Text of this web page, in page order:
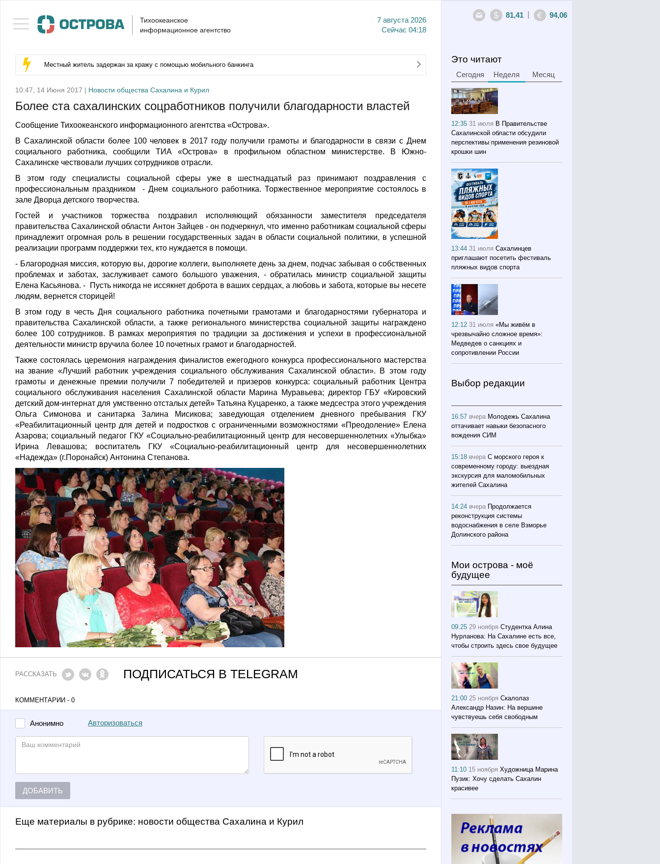
Тихоокеанское
информационное агентство
7 августа 2026
Сейчас 04:18
81,41 94,06
Местный житель задержан за кражу с помощью мобильного банкинга
10:47, 14 Июня 2017 | Новости общества Сахалина и Курил
Более ста сахалинских соцработников получили благодарности властей
Сообщение Тихоокеанского информационного агентства «Острова».
В Сахалинской области более 100 человек в 2017 году получили грамоты и благодарности в связи с Днем
социального работника, сообщили ТИА «Острова» в профильном областном министерстве. В Южно-
Сахалинске чествовали лучших сотрудников отрасли.
В этом году специалисты социальной сферы уже в шестнадцатый раз принимают поздравления с
профессиональным праздником - Днем социального работника. Торжественное мероприятие состоялось в
зале Дворца детского творчества.
Гостей и участников торжества поздравил исполняющий обязанности заместителя председателя
правительства Сахалинской области Антон Зайцев - он подчеркнул, что именно работникам социальной сферы
принадлежит огромная роль в решении государственных задач в области социальной политики, в успешной
реализации программ поддержки тех, кто нуждается в помощи.
- Благородная миссия, которую вы, дорогие коллеги, выполняете день за днем, подчас забывая о собственных
проблемах и заботах, заслуживает самого большого уважения, - обратилась министр социальной защиты
Елена Касьянова. - Пусть никогда не иссякнет доброта в ваших сердцах, а любовь и забота, которые вы несете
людям, вернется сторицей!
В этом году в честь Дня социального работника почетными грамотами и благодарностями губернатора и
правительства Сахалинской области, а также регионального министерства социальной защиты награждено
более 100 сотрудников. В рамках мероприятия по традиции за достижения и успехи в профессиональной
деятельности министр вручила более 10 почетных грамот и благодарностей.
Также состоялась церемония награждения финалистов ежегодного конкурса профессионального мастерства
на звание «Лучший работник учреждения социального обслуживания Сахалинской области». В этом году
грамоты и денежные премии получили 7 победителей и призеров конкурса: социальный работник Центра
социального обслуживания населения Сахалинской области Марина Муравьева; директор ГБУ «Кировский
детский дом-интернат для умственно отсталых детей» Татьяна Куцаренко, а также медсестра этого учреждения
Ольга Симонова и санитарка Залина Мисикова; заведующая отделением дневного пребывания ГКУ
«Реабилитационный центр для детей и подростков с ограниченными возможностями «Преодоление» Елена
Азарова; социальный педагог ГКУ «Социально-реабилитационный центр для несовершеннолетних «Улыбка»
Ирина Левашова; воспитатель ГКУ «Социально-реабилитационный центр для несовершеннолетних
«Надежда» (г.Поронайск) Антонина Степанова.
РАССКАЗАТЬ ПОДПИСАТЬСЯ В TELEGRAM
КОММЕНТАРИИ - 0
Анонимно Авторизоваться
ДОБАВИТЬ
Еще материалы в рубрике: Новости общества Сахалина и Курил
Это читают
Сегодня Неделя Месяц
12:3531 июля В Правительстве
Сахалинской области обсудили
перспективы применения резиновой
крошки шин
13:4431 июля Сахалинцев
приглашают посетить фестиваль
пляжных видов спорта
12:1231 июля «Мы живём в
чрезвычайно сложное время»:
Медведев о санкциях и
сопротивлении России
Выбор редакции
16:57 вчера Молодежь Сахалина
оттачивает навыки безопасного
вождения СИМ
15:18 вчера С морского героя к
современному городу: выездная
экскурсия для маломобильных
жителей Сахалина
14:24 вчера Продолжается
реконструкция системы
водоснабжения в селе Взморье
Долинского района
Мои острова - моё
будущее
09:2529 ноября Студентка Алина
Нурланова: На Сахалине есть все,
чтобы строить здесь свое будущее
21:0025 ноября Скалолаз
Александр Назин: На вершине
чувствуешь себя свободным
11:10 15 ноября Художница Марина
Пузик: Хочу сделать Сахалин
красивее